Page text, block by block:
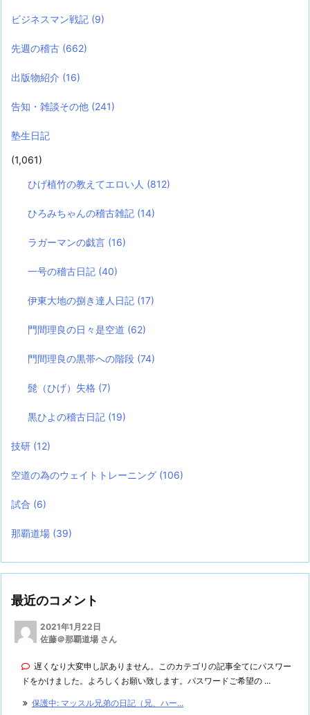
ビジネスマン戦記 (9)
先週の稽古 (662)
出版物紹介 (16)
告知・雑談その他 (241)
塾生日記
(1,061)
ひげ植竹の教えてエロい人 (812)
ひろみちゃんの稽古雑記 (14)
ラガーマンの戯言 (16)
一号の稽古日記 (40)
伊東大地の捌き達人日記 (17)
門間理良の日々是空道 (62)
門間理良の黒帯への階段 (74)
髭（ひげ）失格 (7)
黒ひよの稽古日記 (19)
技研 (12)
空道の為のウェイトトレーニング (106)
試合 (6)
那覇道場 (39)
最近のコメント
2021年1月22日
佐藤＠那覇道場 さん
遅くなり大変申し訳ありません。このカテゴリの記事全てにパスワー
ドをかけました。よろしくお願い致します。パスワードご希望の ...
保護中: マッスル兄弟の日記（兄、ハー...